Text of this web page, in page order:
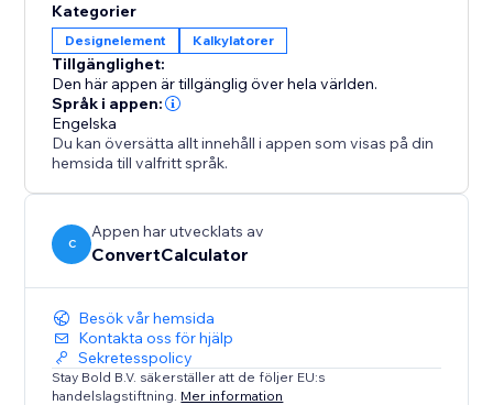
Behöver du hjälp? Kontakta vårt supportteam. Vill du
lansera snabbare? Concierge-tillägget bygger din
kalkylator, ditt formulär eller konfigurator – klart från
start till mål. Perfekt för avancerade behov.
Kategorier
Designelement Kalkylatorer
Tillgänglighet:
Den här appen är tillgänglig över hela världen.
Språk i appen:
Engelska
Du kan översätta allt innehåll i appen som visas på din
hemsida till valfritt språk.
C
Appen har utvecklats av
ConvertCalculator
Besök vår hemsida
Kontakta oss för hjälp
Sekretesspolicy
Stay Bold B.V. säkerställer att de följer EU:s
handelslagstiftning. Mer information